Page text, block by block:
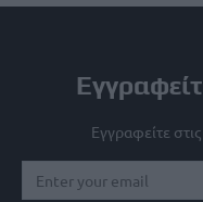
Εγγραφείτε